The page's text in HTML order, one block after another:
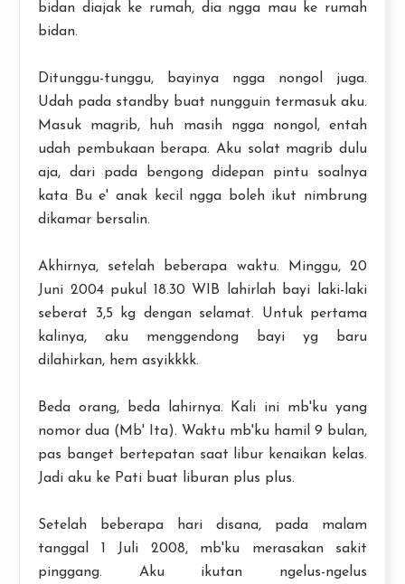
bidan diajak ke rumah, dia ngga mau ke rumah
bidan.
Ditunggu-tunggu, bayinya ngga nongol juga.
Udah pada standby buat nungguin termasuk aku.
Masuk magrib, huh masih ngga nongol, entah
udah pembukaan berapa. Aku solat magrib dulu
aja, dari pada bengong didepan pintu soalnya
kata Bu e' anak kecil ngga boleh ikut nimbrung
dikamar bersalin.
Akhirnya, setelah beberapa waktu. Minggu, 20
Juni 2004 pukul 18.30 WIB lahirlah bayi laki-laki
seberat 3,5 kg dengan selamat. Untuk pertama
kalinya, aku menggendong bayi yg baru
dilahirkan, hem asyikkkk.
Beda orang, beda lahirnya. Kali ini mb'ku yang
nomor dua (Mb' Ita). Waktu mb'ku hamil 9 bulan,
pas banget bertepatan saat libur kenaikan kelas.
Jadi aku ke Pati buat liburan plus plus.
Setelah beberapa hari disana, pada malam
tanggal 1 Juli 2008, mb'ku merasakan sakit
pinggang. Aku ikutan ngelus-ngelus